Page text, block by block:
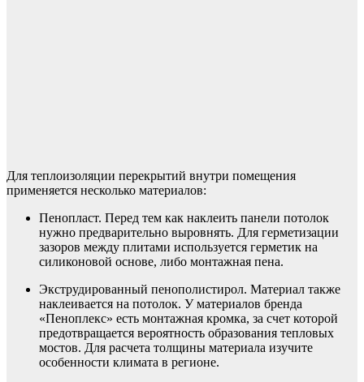
Для теплоизоляции перекрытий внутри помещения
применяется несколько материалов:
Пенопласт. Перед тем как наклеить панели потолок
нужно предварительно выровнять. Для герметизации
зазоров между плитами используется герметик на
силиконовой основе, либо монтажная пена.
Экструдированный пенополистирол. Материал также
наклеивается на потолок. У материалов бренда
«Пеноплекс» есть монтажная кромка, за счет которой
предотвращается вероятность образования тепловых
мостов. Для расчета толщины материала изучите
особенности климата в регионе.